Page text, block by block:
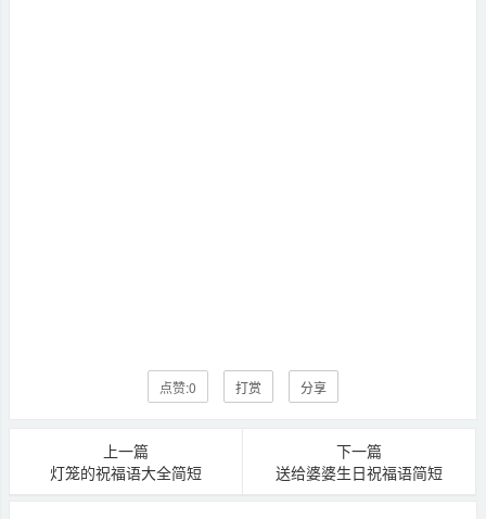
点赞:0 打赏 分享
上一篇
灯笼的祝福语大全简短
下一篇
送给婆婆生日祝福语简短